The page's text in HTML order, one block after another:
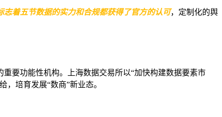
志着五节数据的实力和合规都获得了官方的认可，定制化的舆
要功能性机构。上海数据交易所以“加快构建数据要素市
培育发展“数商”新业态。